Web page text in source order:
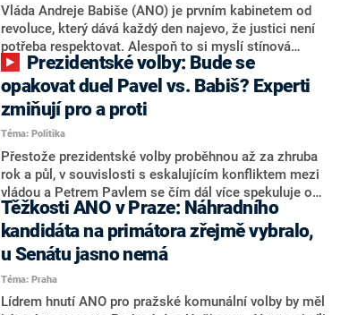
o případné kandidatuře kohokoliv ze zmíněné trojice
značně pochybuje. Podle něj současná koalice dosud
nemá osobu, která by Pavlovi mohla konkurovat.
Vláda Andreje Babiše (ANO) je prvním kabinetem od
revoluce, který dává každý den najevo, že justici není
potřeba respektovat. Alespoň to si myslí stínová
ministryně spravedlnosti ODS Eva Decroix. V
rozhovoru pro CNN Prima NEWS si nebrala servítky
ohledně politického výkonu svého nástupce Jeronýma
Tejce (za ANO) či vládní zmocněnkyně pro lidská
práva Taťány Malé (ANO). Označením „svoloč“ na
adresu vlády prý byla ještě hodná. Decroix se také
vrátila k volební porážce koalice Spolu či promluvila o
hnutí Naše Česko Martina Kuby.
opakovat duel Pavel vs. Babiš? Experti
zmiňují pro a proti
Téma: Politika
Přestože prezidentské volby proběhnou až za zhruba
rok a půl, v souvislosti s eskalujícím konfliktem mezi
vládou a Petrem Pavlem se čím dál více spekuluje o
tom, koho by do bitvy o Hrad mohla vyslat současná
koalice. Někteří političtí komentátoři znovu vytahují
jméno premiéra Andreje Babiše (ANO). Jak moc je
pravděpodobné, že se v prezidentských volbách 2028
bude znovu opakovat souboj z roku 2023?
Těžkosti ANO v Praze: Náhradního
kandidáta na primátora zřejmě vybralo,
u Senátu jasno nemá
Téma: Praha
Lídrem hnutí ANO pro pražské komunální volby by měl